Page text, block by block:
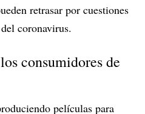
retrasar por cuestiones
coronavirus.
consumidores de
películas para